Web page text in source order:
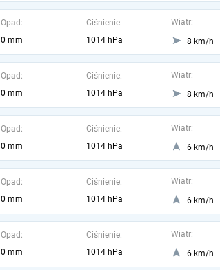
Opad:
0 mm
Ciśnienie:
1014 hPa
Wiatr:
8 km/h
Opad:
0 mm
Ciśnienie:
1014 hPa
Wiatr:
8 km/h
Opad:
0 mm
Ciśnienie:
1014 hPa
Wiatr:
6 km/h
Opad:
0 mm
Ciśnienie:
1014 hPa
Wiatr:
6 km/h
Opad:
0 mm
Ciśnienie:
1014 hPa
Wiatr:
6 km/h